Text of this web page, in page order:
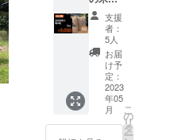
届け商
品のラ
ベルに
表記さ
れま
す。 ※
発送料
込み
の川へ
ダイブ
・整体
・ヒー
リング
サウナ
（シン
ギング
ボール
の奏で
もので
す。 ●
感謝を
込めた
お礼の
お手紙
をお送
りさせ
て頂き
ます。
亀の
尾 5kg
●自然栽
培 幻
の米
亀の
尾 5kg
をお送
りいた
しま
支援
者：
5人
お届
け予
定：
2023
年05
月
こ
の
リ
タ
ー